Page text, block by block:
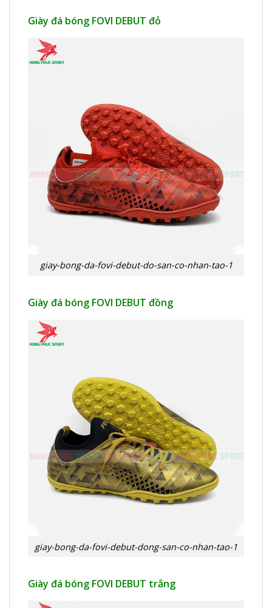
Giày đá bóng FOVI DEBUT đỏ
giay-bong-da-fovi-debut-do-san-co-nhan-tao-1
Giày đá bóng FOVI DEBUT đồng
giay-bong-da-fovi-debut-dong-san-co-nhan-tao-1
Giày đá bóng FOVI DEBUT trắng